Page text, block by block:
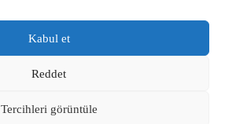
Kabul et
Reddet
Tercihleri görüntüle